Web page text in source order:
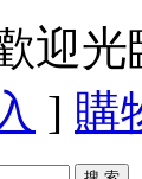
迎
] 購